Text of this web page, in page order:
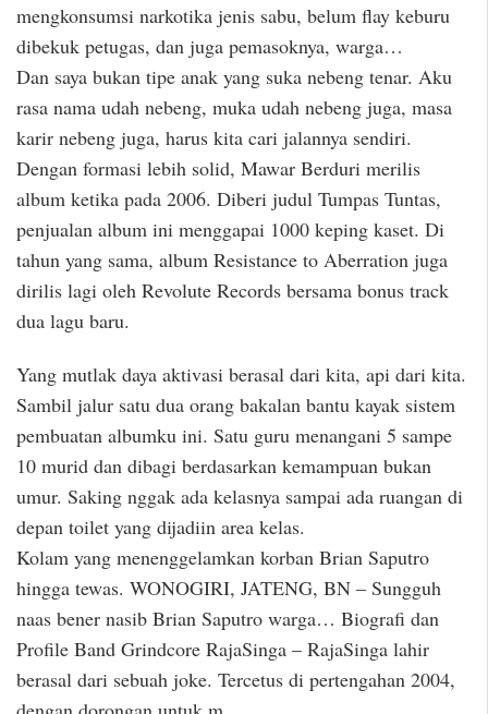
mengkonsumsi narkotika jenis sabu, belum flay keburu
dibekuk petugas, dan juga pemasoknya, warga…
Dan saya bukan tipe anak yang suka nebeng tenar. Aku
rasa nama udah nebeng, muka udah nebeng juga, masa
karir nebeng juga, harus kita cari jalannya sendiri.
Dengan formasi lebih solid, Mawar Berduri merilis
album ketika pada 2006. Diberi judul Tumpas Tuntas,
penjualan album ini menggapai 1000 keping kaset. Di
tahun yang sama, album Resistance to Aberration juga
dirilis lagi oleh Revolute Records bersama bonus track
dua lagu baru.
Yang mutlak daya aktivasi berasal dari kita, api dari kita.
Sambil jalur satu dua orang bakalan bantu kayak sistem
pembuatan albumku ini. Satu guru menangani 5 sampe
10 murid dan dibagi berdasarkan kemampuan bukan
umur. Saking nggak ada kelasnya sampai ada ruangan di
depan toilet yang dijadiin area kelas.
Kolam yang menenggelamkan korban Brian Saputro
hingga tewas. WONOGIRI, JATENG, BN – Sungguh
naas bener nasib Brian Saputro warga… Biografi dan
Profile Band Grindcore RajaSinga – RajaSinga lahir
berasal dari sebuah joke. Tercetus di pertengahan 2004,